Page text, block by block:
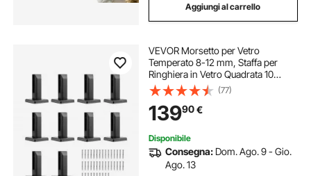
Aggiungi al carrello
VEVOR Morsetto per Vetro
Temperato 8-12 mm, Staffa per
Ringhiera in Vetro Quadrata 10
Pezzi, Morsetto per Montaggio
Vetro Acciaio Inossidabile 304,
Staffa per Mensola in Vetro Spesso
3 mm Uso Esterno
(77)
13990€
Disponibile
Consegna: Dom. Ago. 9 - Gio.
Ago. 13